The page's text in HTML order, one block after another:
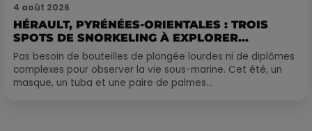
4 août 2026
HÉRAULT, PYRÉNÉES-ORIENTALES : TROIS
SPOTS DE SNORKELING À EXPLORER...
Pas besoin de bouteilles de plongée lourdes ni de diplômes
complexes pour observer la vie sous-marine. Cet été, un
masque, un tuba et une paire de palmes...